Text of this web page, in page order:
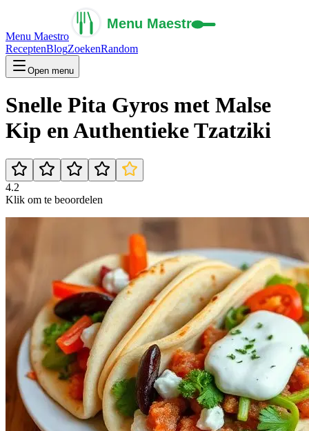
Menu Maestro
ReceptenBlogZoekenRandom
Open menu
Snelle Pita Gyros met Malse
Kip en Authentieke Tzatziki
4.2
Klik om te beoordelen